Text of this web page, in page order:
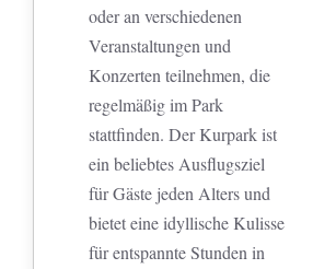
oder an verschiedenen
Veranstaltungen und
Konzerten teilnehmen, die
regelmäßig im Park
stattfinden. Der Kurpark ist
ein beliebtes Ausflugsziel
für Gäste jeden Alters und
bietet eine idyllische Kulisse
für entspannte Stunden in